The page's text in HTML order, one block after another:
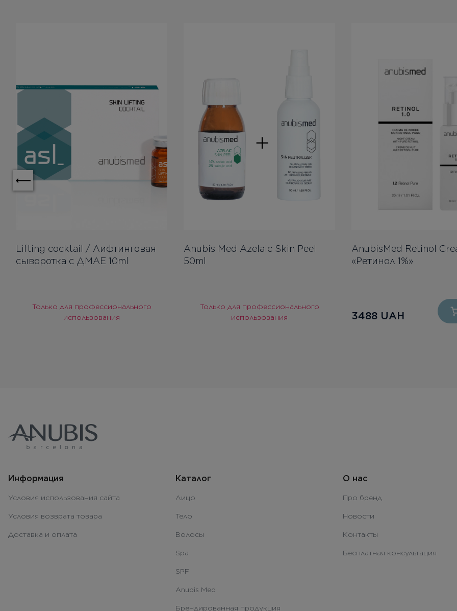
Lifting cocktail / Лифтинговая
сыворотка с ДМАЕ 10ml
Только для профессионального
использования
Anubis Med Azelaic Skin Peel
50ml
Только для профессионального
использования
AnubisMed Retinol
«Ретинол 1%»
3488 UAH
Информация
Условия использования сайта
Условия возврата товара
Доставка и оплата
Каталог
Лицо
Тело
Волосы
Spa
SPF
Anubis Med
Брендированная продукция
О нас
Про бренд
Новости
Контакты
Бесплатная консультация